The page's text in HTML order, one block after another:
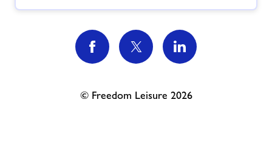
© Freedom Leisure 2026